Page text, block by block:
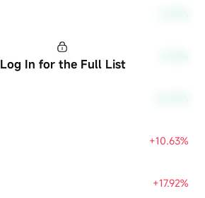
+10.63%
+17.92%
Log In for the Full List